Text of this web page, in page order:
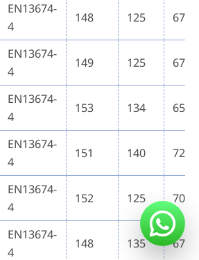
EN13674-
4
148 125 67
EN13674-
4
149 125 67
EN13674-
4
153 134 65
EN13674-
4
151 140 72
EN13674-
4
152 125 70
EN13674-
4
148 135 67